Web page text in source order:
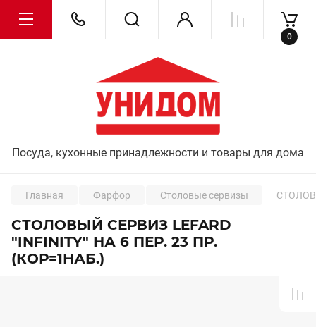
Посуда, кухонные принадлежности и товары для дома
0
Главная Фарфор Столовые сервизы
СТОЛОВЫЙ СЕРВИЗ LEFARD
"INFINITY" НА 6 ПЕР. 23 ПР.
(КОР=1НАБ.)